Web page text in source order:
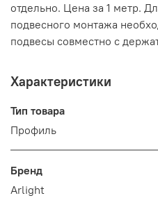
отдельно. Цена за 1 метр.
подвесного монтажа
подвесы совместно с
Характеристики
Тип товара
Профиль
Бренд
Arlight